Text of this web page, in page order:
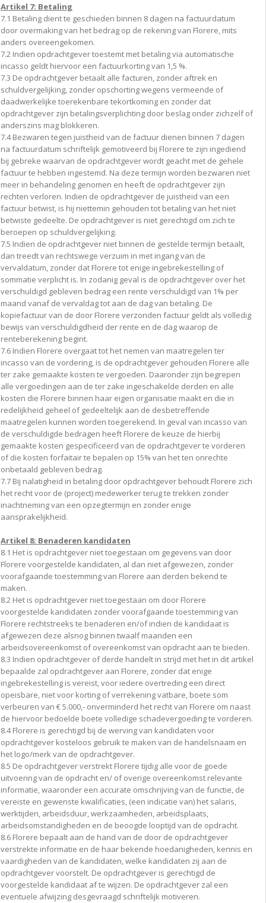
Artikel 7: Betaling
7.1 Betaling dient te geschieden binnen 8 dagen na factuurdatum
door overmaking van het bedrag op de rekening van Florere, mits
anders overeengekomen.
7.2 Indien opdrachtgever toestemt met betaling via automatische
incasso geldt hiervoor een factuurkorting van 1,5 %.
7.3 De opdrachtgever betaalt alle facturen, zonder aftrek en
schuldvergelijking, zonder opschorting wegens vermeende of
daadwerkelijke toerekenbare tekortkoming en zonder dat
opdrachtgever zijn betalingsverplichting door beslag onder zichzelf of
anderszins mag blokkeren.
7.4 Bezwaren tegen juistheid van de factuur dienen binnen 7 dagen
na factuurdatum schriftelijk gemotiveerd bij Florere te zijn ingediend
bij gebreke waarvan de opdrachtgever wordt geacht met de gehele
factuur te hebben ingestemd. Na deze termijn worden bezwaren niet
meer in behandeling genomen en heeft de opdrachtgever zijn
rechten verloren. Indien de opdrachtgever de juistheid van een
factuur betwist, is hij niettemin gehouden tot betaling van het niet
betwiste gedeelte. De opdrachtgever is niet gerechtigd om zich te
beroepen op schuldvergelijking.
7.5 Indien de opdrachtgever niet binnen de gestelde termijn betaalt,
dan treedt van rechtswege verzuim in met ingang van de
vervaldatum, zonder dat Florere tot enige ingebrekestelling of
sommatie verplicht is. In zodanig geval is de opdrachtgever over het
verschuldigd gebleven bedrag een rente verschuldigd van 1% per
maand vanaf de vervaldag tot aan de dag van betaling. De
kopiefactuur van de door Florere verzonden factuur geldt als volledig
bewijs van verschuldigdheid der rente en de dag waarop de
renteberekening begint.
7.6 Indien Florere overgaat tot het nemen van maatregelen ter
incasso van de vordering, is de opdrachtgever gehouden Florere alle
ter zake gemaakte kosten te vergoeden. Daaronder zijn begrepen
alle vergoedingen aan de ter zake ingeschakelde derden en alle
kosten die Florere binnen haar eigen organisatie maakt en die in
redelijkheid geheel of gedeeltelijk aan de desbetreffende
maatregelen kunnen worden toegerekend. In geval van incasso van
de verschuldigde bedragen heeft Florere de keuze de hierbij
gemaakte kosten gespecificeerd van de opdrachtgever te vorderen
of die kosten forfaitair te bepalen op 15% van het ten onrechte
onbetaald gebleven bedrag.
7.7 Bij nalatigheid in betaling door opdrachtgever behoudt Florere zich
het recht voor de (project) medewerker terug te trekken zonder
inachtneming van een opzegtermijn en zonder enige
aansprakelijkheid.
Artikel 8: Benaderen kandidaten
8.1 Het is opdrachtgever niet toegestaan om gegevens van door
Florere voorgestelde kandidaten, al dan niet afgewezen, zonder
voorafgaande toestemming van Florere aan derden bekend te
maken.
8.2 Het is opdrachtgever niet toegestaan om door Florere
voorgestelde kandidaten zonder voorafgaande toestemming van
Florere rechtstreeks te benaderen en/of indien de kandidaat is
afgewezen deze alsnog binnen twaalf maanden een
arbeidsovereenkomst of overeenkomst van opdracht aan te bieden.
8.3 Indien opdrachtgever of derde handelt in strijd met het in dit artikel
bepaalde zal opdrachtgever aan Florere, zonder dat enige
ingebrekestelling is vereist, voor iedere overtreding een direct
opeisbare, niet voor korting of verrekening vatbare, boete som
verbeuren van € 5.000,- onverminderd het recht van Florere om naast
de hiervoor bedoelde boete volledige schadevergoeding te vorderen.
8.4 Florere is gerechtigd bij de werving van kandidaten voor
opdrachtgever kosteloos gebruik te maken van de handelsnaam en
het logo/merk van de opdrachtgever.
8.5 De opdrachtgever verstrekt Florere tijdig alle voor de goede
uitvoering van de opdracht en/ of overige overeenkomst relevante
informatie, waaronder een accurate omschrijving van de functie, de
vereiste en gewenste kwalificaties, (een indicatie van) het salaris,
werktijden, arbeidsduur, werkzaamheden, arbeidsplaats,
arbeidsomstandigheden en de beoogde looptijd van de opdracht.
8.6 Florere bepaalt aan de hand van de door de opdrachtgever
verstrekte informatie en de haar bekende hoedanigheden, kennis en
vaardigheden van de kandidaten, welke kandidaten zij aan de
opdrachtgever voorstelt. De opdrachtgever is gerechtigd de
voorgestelde kandidaat af te wijzen. De opdrachtgever zal een
eventuele afwijzing desgevraagd schriftelijk motiveren.